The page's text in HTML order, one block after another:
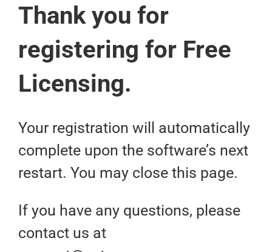
Thank you for
registering for Free
Licensing.
Your registration will automatically
complete upon the software’s next
restart. You may close this page.
If you have any questions, please
contact us at